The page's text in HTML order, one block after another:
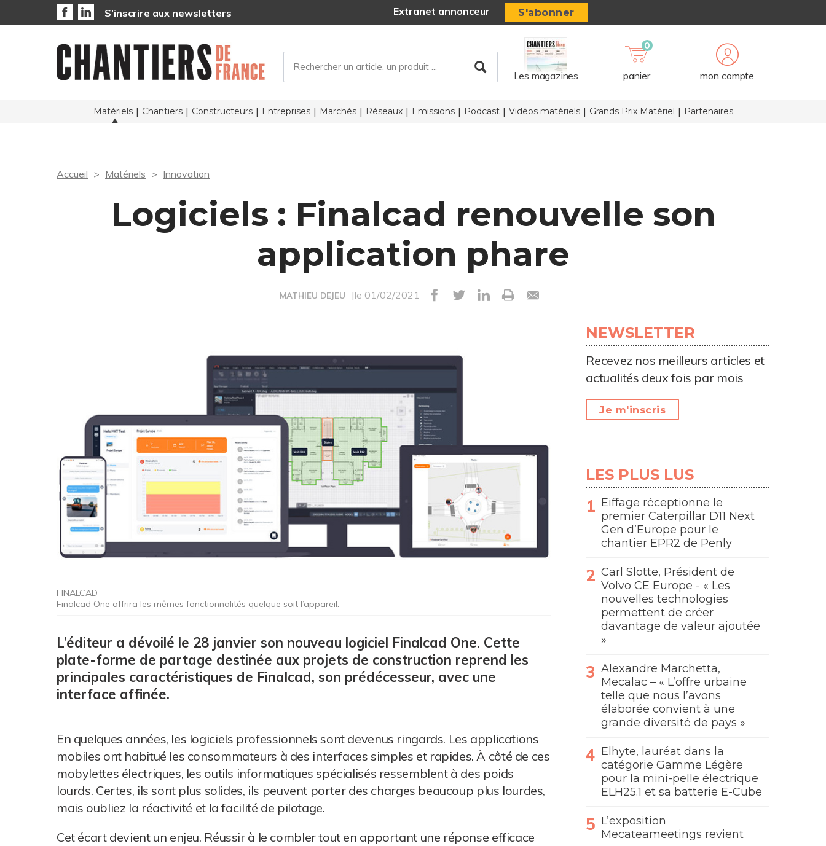
S’inscrire aux newsletters Extranet annonceur S'abonner
Les magazines
0
panier mon compte
Matériels Chantiers Constructeurs Entreprises Marchés Réseaux Emissions Podcast Vidéos matériels Grands Prix Matériel Partenaires
Accueil Matériels Innovation
Logiciels : Finalcad renouvelle son
application phare
MATHIEU DEJEU |le 01/02/2021
FINALCAD
Finalcad One offrira les mêmes fonctionnalités quelque soit l’appareil.
L’éditeur a dévoilé le 28 janvier son nouveau logiciel Finalcad One. Cette
plate-forme de partage destinée aux projets de construction reprend les
principales caractéristiques de Finalcad, son prédécesseur, avec une
interface affinée.
En quelques années, les logiciels professionnels sont devenus ringards. Les applications
mobiles ont habitué les consommateurs à des interfaces simples et rapides. À côté de ces
mobylettes électriques, les outils informatiques spécialisés ressemblent à des poids
lourds. Certes, ils sont plus solides, ils peuvent porter des charges beaucoup plus lourdes,
mais oubliez la réactivité et la facilité de pilotage.
Cet écart devient un enjeu. Réussir à le combler tout en apportant une réponse efficace
NEWSLETTER
Recevez nos meilleurs articles et
actualités deux fois par mois
Je m'inscris
LES PLUS LUS
Eiffage réceptionne le
premier Caterpillar D11 Next
Gen d’Europe pour le
chantier EPR2 de Penly
Carl Slotte, Président de
Volvo CE Europe - « Les
nouvelles technologies
permettent de créer
davantage de valeur ajoutée
»
Alexandre Marchetta,
Mecalac – « L’offre urbaine
telle que nous l’avons
élaborée convient à une
grande diversité de pays »
Elhyte, lauréat dans la
catégorie Gamme Légère
pour la mini-pelle électrique
ELH25.1 et sa batterie E-Cube
L’exposition
Mecateameetings revient